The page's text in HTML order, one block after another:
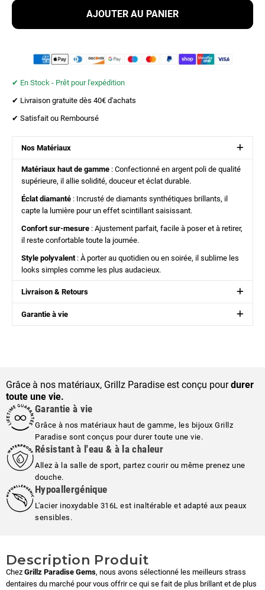
AJOUTER AU PANIER
✔︎ En Stock - Prêt pour l'expédition
✔︎ Livraison gratuite dès 40€ d'achats
✔︎ Satisfait ou Remboursé
Nos Matériaux
Matériaux haut de gamme : Confectionné en argent poli de qualité
supérieure, il allie solidité, douceur et éclat durable.
Éclat diamanté : Incrusté de diamants synthétiques brillants, il
capte la lumière pour un effet scintillant saisissant.
Confort sur-mesure : Ajustement parfait, facile à poser et à retirer,
il reste confortable toute la journée.
Style polyvalent : À porter au quotidien ou en soirée, il sublime les
looks simples comme les plus audacieux.
Livraison & Retours
Garantie à vie
Grâce à nos matériaux, Grillz Paradise est conçu pourdurer
toute une vie.
Garantie à vie
Grâce à nos matériaux haut de gamme, les bijoux Grillz
Paradise sont conçus pour durer toute une vie.
Résistant à l'eau & à la chaleur
Allez à la salle de sport, partez courir ou même prenez une
douche.
Hypoallergénique
L'acier inoxydable 316L est inaltérable et adapté aux peaux
sensibles.
Description Produit
Chez Grillz Paradise Gems, nous avons sélectionné les meilleurs strass
dentaires du marché pour vous offrir ce qui se fait de plus brillant et de plus